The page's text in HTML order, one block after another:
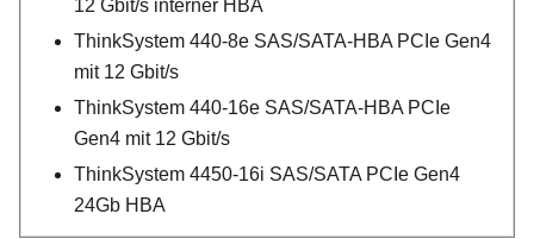
12 Gbit/s interner HBA
ThinkSystem 440-8e SAS/SATA-HBA PCIe Gen4
mit 12 Gbit/s
ThinkSystem 440-16e SAS/SATA-HBA PCIe
Gen4 mit 12 Gbit/s
ThinkSystem 4450-16i SAS/SATA PCIe Gen4
24Gb HBA